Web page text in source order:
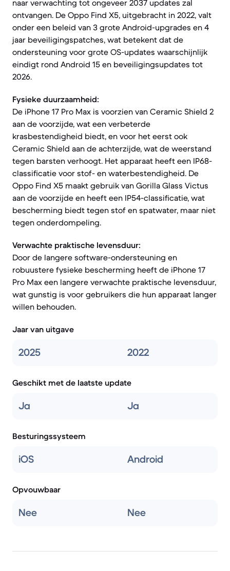
naar verwachting tot ongeveer 2037 updates zal
ontvangen. De Oppo Find X5, uitgebracht in 2022, valt
onder een beleid van 3 grote Android-upgrades en 4
jaar beveiligingspatches, wat betekent dat de
ondersteuning voor grote OS-updates waarschijnlijk
eindigt rond Android 15 en beveiligingsupdates tot
2026.
Fysieke duurzaamheid:
De iPhone 17 Pro Max is voorzien van Ceramic Shield 2
aan de voorzijde, wat een verbeterde
krasbestendigheid biedt, en voor het eerst ook
Ceramic Shield aan de achterzijde, wat de weerstand
tegen barsten verhoogt. Het apparaat heeft een IP68-
classificatie voor stof- en waterbestendigheid. De
Oppo Find X5 maakt gebruik van Gorilla Glass Victus
aan de voorzijde en heeft een IP54-classificatie, wat
bescherming biedt tegen stof en spatwater, maar niet
tegen onderdompeling.
Verwachte praktische levensduur:
Door de langere software-ondersteuning en
robuustere fysieke bescherming heeft de iPhone 17
Pro Max een langere verwachte praktische levensduur,
wat gunstig is voor gebruikers die hun apparaat langer
willen behouden.
Jaar van uitgave
2025 2022
Geschikt met de laatste update
Ja Ja
Besturingssysteem
iOS Android
Opvouwbaar
Nee Nee